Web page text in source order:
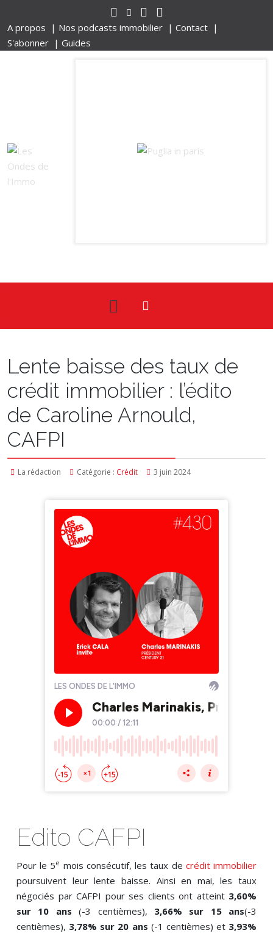
A propos | Nos podcasts immobilier | Contact |
S'abonner | Guides
Lente baisse des taux de
crédit immobilier : l’édito
de Caroline Arnould,
CAFPI
La rédaction Catégorie : Crédit 3 juin 2024
Edito CAFPI
Pour le 5e mois consécutif, les taux de crédit immobilier
poursuivent leur lente baisse. Ainsi en mai, les taux
négociés par CAFPI pour ses clients ont atteint 3,60%
sur 10 ans (-3 centièmes), 3,66% sur 15 ans(-3
centièmes), 3,78% sur 20 ans (-1 centièmes) et 3,93%